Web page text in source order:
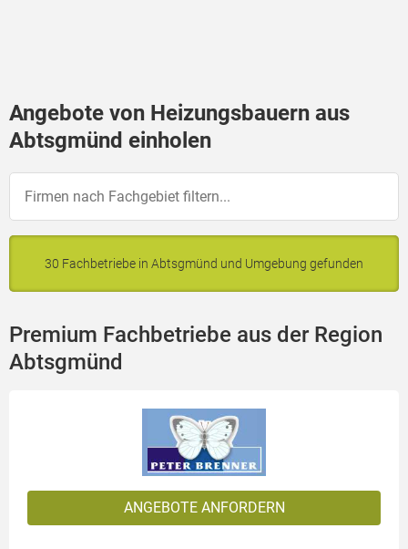
Angebote von Heizungsbauern aus
Abtsgmünd einholen
30 Fachbetriebe in Abtsgmünd und Umgebung gefunden
Premium Fachbetriebe aus der Region
Abtsgmünd
ANGEBOTE ANFORDERN